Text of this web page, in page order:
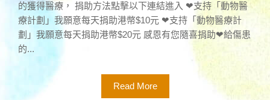
的獲得醫療， 捐助方法點擊以下連結進入 ❤支持「動物醫
療計劃」我願意每天捐助港幣$10元 ❤支持「動物醫療計
劃」我願意每天捐助港幣$20元 感恩有您隨喜捐助❤給傷患
的...
Read More